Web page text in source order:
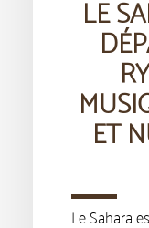
LE
ET
Le Sahara